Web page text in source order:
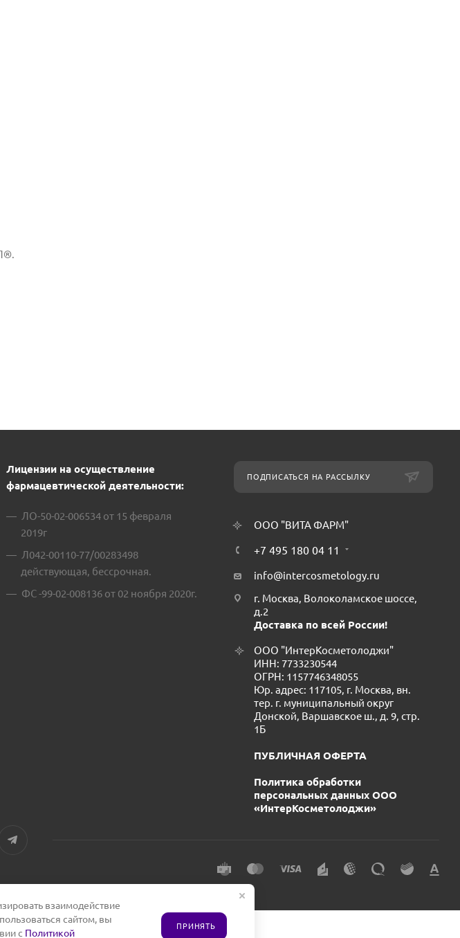
Лицензии на осуществление
фармацевтической деятельности:
ЛО-50-02-006534 от 15 февраля
2019г
Л042-00110-77/00283498
действующая, бессрочная.
ФС -99-02-008136 от 02 ноября 2020г.
ПОДПИСАТЬСЯ НА РАССЫЛКУ
ООО "ВИТА ФАРМ"
+7 495 180 04 11
info@intercosmetology.ru
г. Москва, Волоколамское шоссе,
д.2
Доставка по всей России!
ООО "ИнтерКосметолоджи"
ИНН: 7733230544
ОГРН: 1157746348055
Юр. адрес: 117105, г. Москва, вн.
тер. г. муниципальный округ
Донской, Варшавское ш., д. 9, стр.
1Б
ПУБЛИЧНАЯ ОФЕРТА
Политика обработки
персональных данных ООО
«ИнтерКосметолоджи»
взаимодействие
сайтом, вы
с Политикой
ПРИНЯТЬ